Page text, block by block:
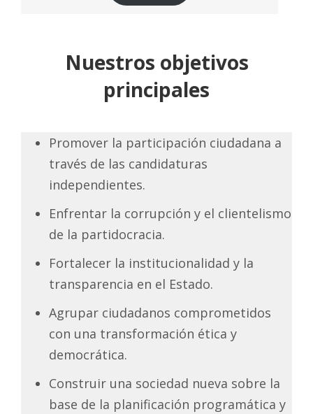
Nuestros objetivos
principales
Promover la participación ciudadana a
través de las candidaturas
independientes.
Enfrentar la corrupción y el clientelismo
de la partidocracia.
Fortalecer la institucionalidad y la
transparencia en el Estado.
Agrupar ciudadanos comprometidos
con una transformación ética y
democrática.
Construir una sociedad nueva sobre la
base de la planificación programática y